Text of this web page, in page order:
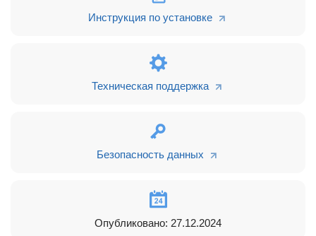
Инструкция по установке
Техническая поддержка
Безопасность данных
Опубликовано: 27.12.2024